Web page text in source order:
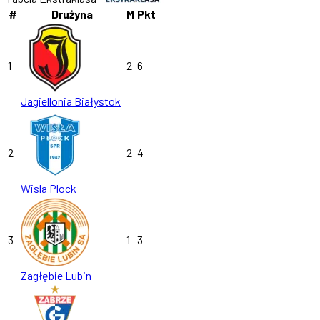
#
Drużyna M Pkt
1
Jagiellonia Białystok
2 6
2
Wisla Plock
2 4
3
Zagłębie Lubin
1 3